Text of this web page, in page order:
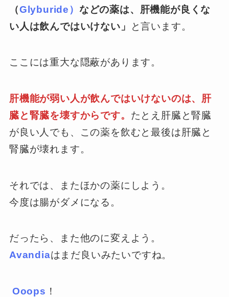
（Glyburide） などの薬は、肝機能が良くな
い人は飲んではいけない」
と言います。
ここには重大な隠蔽があります。
肝機能が弱い人が飲んではいけないのは、肝
臓と腎臓を壊すからです。 たとえ肝臓と腎臓
が良い人でも、この薬を飲むと最後は肝臓と
腎臓が壊れます。
それでは、またほかの薬にしよう。
今度は腸がダメになる。
だったら、また他のに変えよう。
Avandiaはまだ良いみたいですね。
Ooops ！